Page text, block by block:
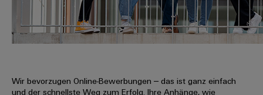
erlebbar
werden.
Datencenter
Produkte
für
Anschlusstechnologie
DC-
u-
Leiterplattenklemmen
Gehäusesysteme
komponenten
Fast
Delivery
uns
Promotionfahrzeug
Distribution
Weidmüller
Zahlen
Stellen
für
Berufserfahrene
Für
Wir bevorzugen Online-Bewerbungen – das ist ganz einfach
und der schnellste Weg zum Erfolg. Ihre Anhänge, wie